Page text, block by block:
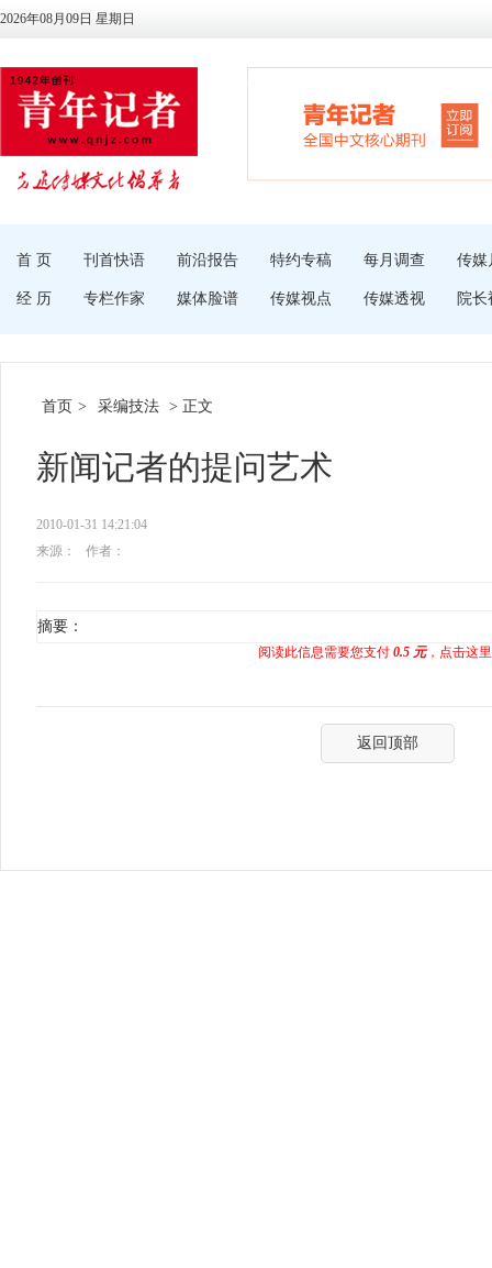
2026年08月09日 星期日
首 页 刊首快语 前沿报告 特约专稿 每月调查 传媒
经 历 专栏作家 媒体脸谱 传媒视点 传媒透视 院长
首页 > 采编技法 > 正文
新闻记者的提问艺术
2010-01-31 14:21:04
来源：
作者：
摘要：
阅读此信息需要您支付 0.5 元，点击这
返回顶部